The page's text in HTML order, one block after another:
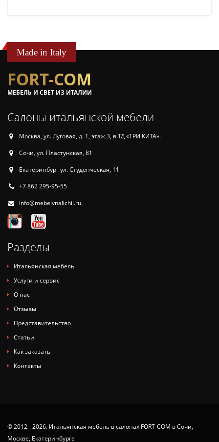
Made in Italy
FORT-COM
МЕБЕЛЬ И СВЕТ ИЗ ИТАЛИИ
Салоны итальянской мебели
Москва, ул. Луговая, д. 1, этаж 3, в ТД «ТРИ КИТА».
Сочи, ул. Пластунская, 81
Екатеринбург ул. Студенческая, 11
+7 862 295-95-55
info@mebelvnalichii.ru
Разделы
Итальянская мебель
Услуги и сервис
О нас
Отзывы
Представительство
Статьи
Как заказать
Контакты
© 2012 - 2026. Итальянская мебель в салонах FORT-COM в Сочи,
Москве, Екатеринбурге